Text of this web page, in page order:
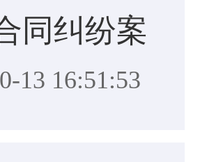
同纠纷案
13 16:51:53